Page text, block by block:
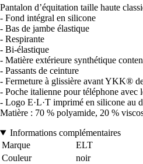
Pantalon d’équitation taille haute
- Fond intégral en silicone
- Bas de jambe élastique
- Respirante
- Bi-élastique
- Matière extérieure synthétique
- Passants de ceinture
- Fermeture à glissière avant YKK®
- Poche italienne pour téléphone
- Logo E·L·T imprimé en silicone au
Matière : 70 % polyamide, 20 %
Informations complémentaires
Marque
ELT
Couleur
noir